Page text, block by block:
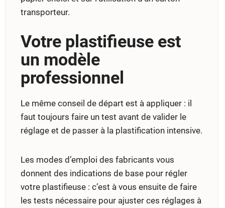
transporteur.
Votre plastifieuse est
un modèle
professionnel
Le même conseil de départ est à appliquer : il
faut toujours faire un test avant de valider le
réglage et de passer à la plastification intensive.
Les modes d’emploi des fabricants vous
donnent des indications de base pour régler
votre plastifieuse : c’est à vous ensuite de faire
les tests nécessaire pour ajuster ces réglages à